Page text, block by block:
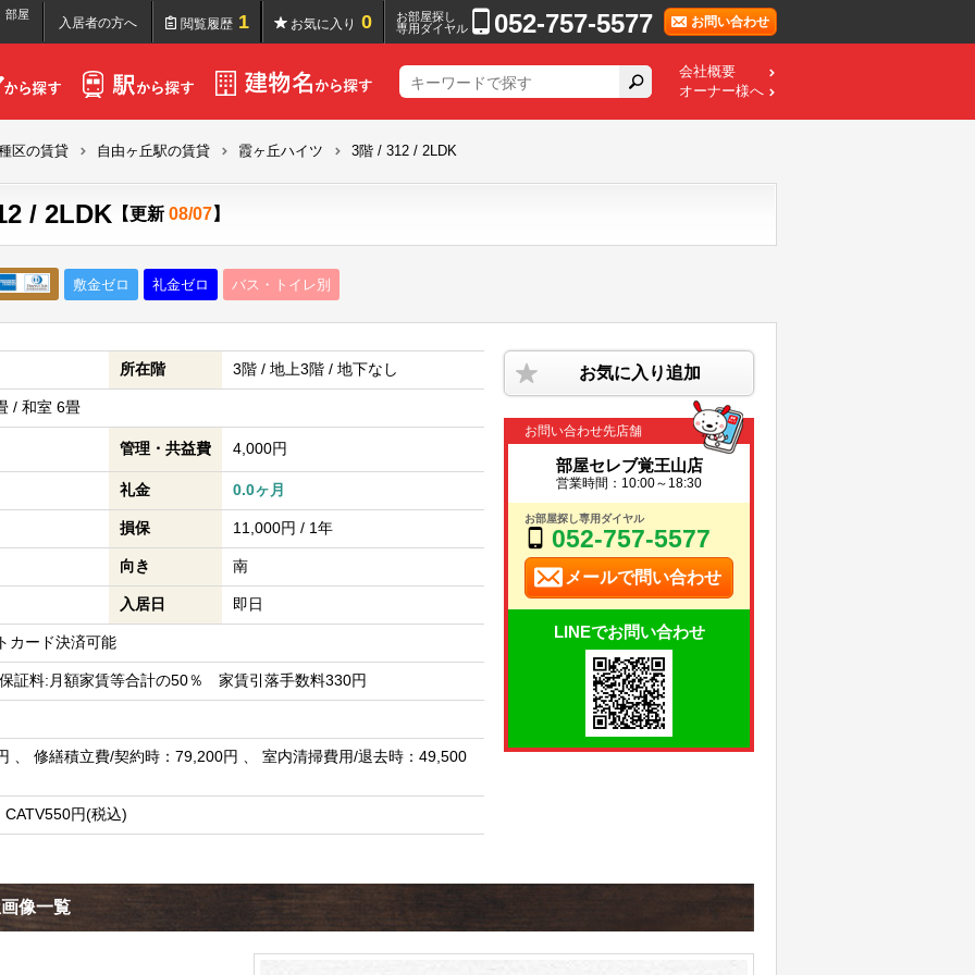
部屋
入居者の方へ 閲覧履歴 1 お気に入り 0
お部屋探し
専用ダイヤル
052-757-5577 お問い合わせ
会社概要
オーナー様へ
区の賃貸 自由ヶ丘駅の賃貸 霞ヶ丘ハイツ 3階 / 312 / 2LDK
/ 2LDK 【更新 08/07】
敷金ゼロ 礼金ゼロ バス・トイレ別
所在階 3階 / 地上3階 / 地下なし
/ 和室 6畳
管理・共益費 4,000円
礼金 0.0ヶ月
損保 11,000円 / 1年
向き 南
入居日 即日
カード決済可能
証料:月額家賃等合計の50％ 家賃引落手数料330円
、 修繕積立費/契約時：79,200円 、 室内清掃費用/退去時：49,500
円(税込)
お気に入り追加
お問い合わせ先店舗
部屋セレブ覚王山店
営業時間：10:00～18:30
お部屋探し専用ダイヤル
052-757-5577
メールで問い合わせ
LINEでお問い合わせ
像一覧